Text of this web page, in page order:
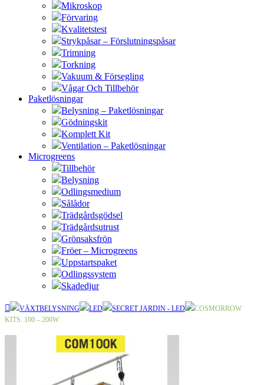
Mikroskop
Förvaring
Kvalitetstest
Strykpåsar – Förslutningspåsar
Trimning
Torkning
Vakuum & Försegling
Vågar Och Tillbehör
Paketlösningar
Belysning – Paketlösningar
Gödningskit
Komplett Kit
Ventilation – Paketlösningar
Microgreens
Tillbehör
Belysning
Odlingsmedium
Sålådor
Trädgårdsgödsel
Trädgårdsutrust
Grönsaksfrön
Fröer – Microgreens
Uppstartspaket
Odlingssystem
Skadedjur
VÄXTBELYSNING LED SECRET JARDIN - LED
COSMORROW
KITS: 100 – 200W